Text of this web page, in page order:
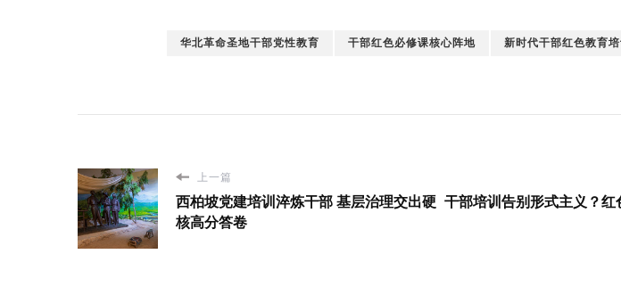
华北革命圣地干部党性教育 干部红色必修课核心阵地 新时代干部红色教育
上一篇
西柏坡党建培训淬炼干部 基层治理交出硬
核高分答卷
干部培训告别形式主义？红